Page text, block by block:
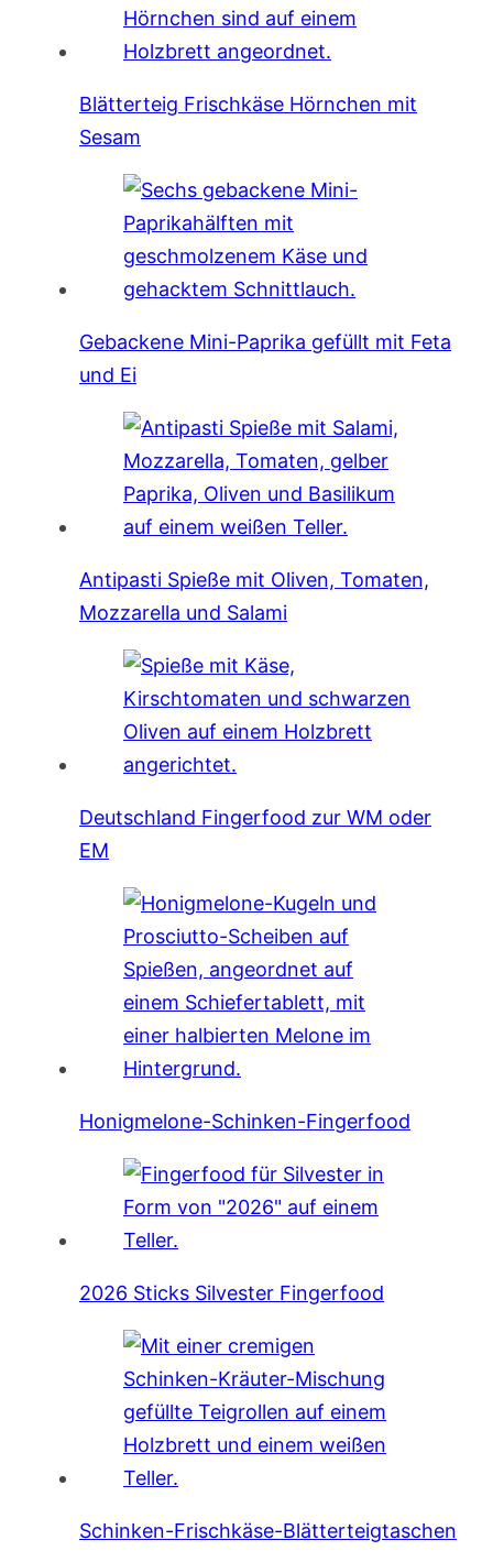
Blätterteig Frischkäse Hörnchen mit
Sesam
Gebackene Mini-Paprika gefüllt mit Feta
und Ei
Antipasti Spieße mit Oliven, Tomaten,
Mozzarella und Salami
Deutschland Fingerfood zur WM oder
EM
Honigmelone-Schinken-Fingerfood
2026 Sticks Silvester Fingerfood
Schinken-Frischkäse-Blätterteigtaschen